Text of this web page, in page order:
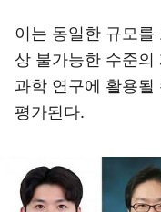
이는 동일한 규모를
상 불가능한 수준의
과학 연구에 활용될
평가된다.